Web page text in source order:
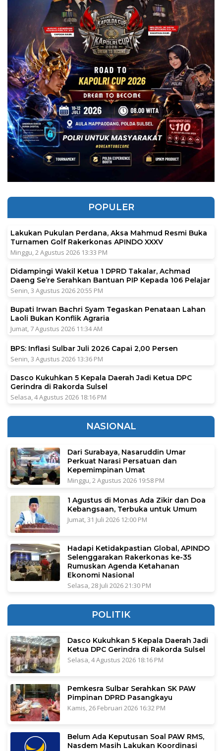
POPULER
Lakukan Pukulan Perdana, Aksa Mahmud Resmi Buka
Turnamen Golf Rakerkonas APINDO XXXV
Minggu, 2 Agustus 2026 13:33 PM
Didampingi Wakil Ketua 1 DPRD Takalar, Achmad
Daeng Se’re Serahkan Bantuan PIP Kepada 106 Pelajar
Senin, 3 Agustus 2026 20:55 PM
Bupati Irwan Bachri Syam Tegaskan Penataan Lahan
Laoli Bukan Konflik Agraria
Jumat, 7 Agustus 2026 11:34 AM
BPS: Inflasi Sulbar Juli 2026 Capai 2,00 Persen
Senin, 3 Agustus 2026 13:36 PM
Dasco Kukuhkan 5 Kepala Daerah Jadi Ketua DPC
Gerindra di Rakorda Sulsel
Selasa, 4 Agustus 2026 18:16 PM
NASIONAL
Dari Surabaya, Nasaruddin Umar
Perkuat Narasi Persatuan dan
Kepemimpinan Umat
Minggu, 2 Agustus 2026 19:58 PM
1 Agustus di Monas Ada Zikir dan Doa
Kebangsaan, Terbuka untuk Umum
Jumat, 31 Juli 2026 12:00 PM
Hadapi Ketidakpastian Global, APINDO
Selenggarakan Rakerkonas ke-35
Rumuskan Agenda Ketahanan
Ekonomi Nasional
Selasa, 28 Juli 2026 21:30 PM
POLITIK
Dasco Kukuhkan 5 Kepala Daerah Jadi
Ketua DPC Gerindra di Rakorda Sulsel
Selasa, 4 Agustus 2026 18:16 PM
Pemkesra Sulbar Serahkan SK PAW
Pimpinan DPRD Pasangkayu
Kamis, 26 Februari 2026 16:32 PM
Belum Ada Keputusan Soal PAW RMS,
Nasdem Masih Lakukan Koordinasi